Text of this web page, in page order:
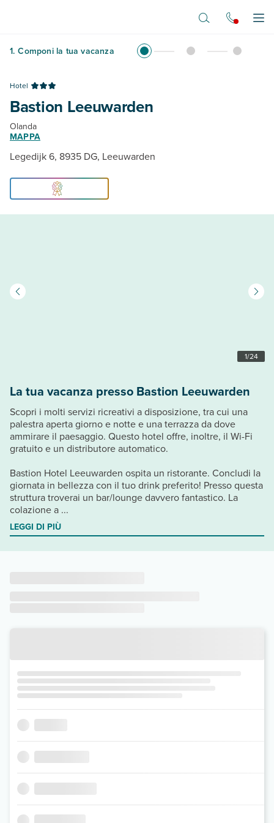
1. Componi la tua vacanza
Hotel
Bastion Leeuwarden
Olanda
MAPPA
Legedijk 6, 8935 DG, Leeuwarden
1/24
La tua vacanza presso Bastion Leeuwarden
Scopri i molti servizi ricreativi a disposizione, tra cui una
palestra aperta giorno e notte e una terrazza da dove
ammirare il paesaggio. Questo hotel offre, inoltre, il Wi-Fi
gratuito e un distributore automatico.
Bastion Hotel Leeuwarden ospita un ristorante. Concludi la
giornata in bellezza con il tuo drink preferito! Presso questa
struttura troverai un bar/lounge davvero fantastico. La
colazione a ...
LEGGI DI PIÙ